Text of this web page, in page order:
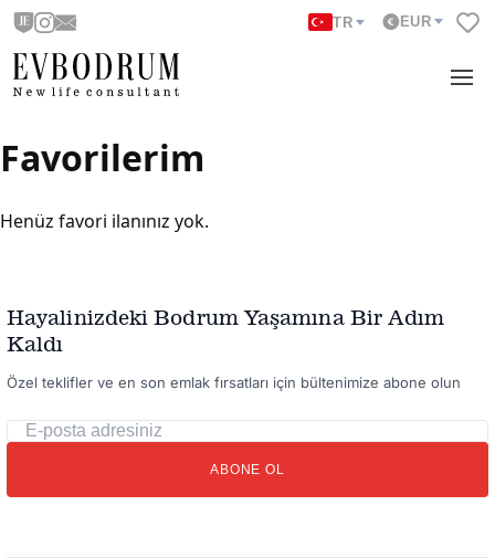
TR EUR
Favorilerim
Henüz favori ilanınız yok.
Hayalinizdeki Bodrum Yaşamına Bir Adım
Kaldı
Özel teklifler ve en son emlak fırsatları için bültenimize abone olun
posta
ABONE OL